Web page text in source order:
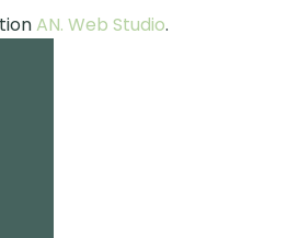
AN. Web Studio.